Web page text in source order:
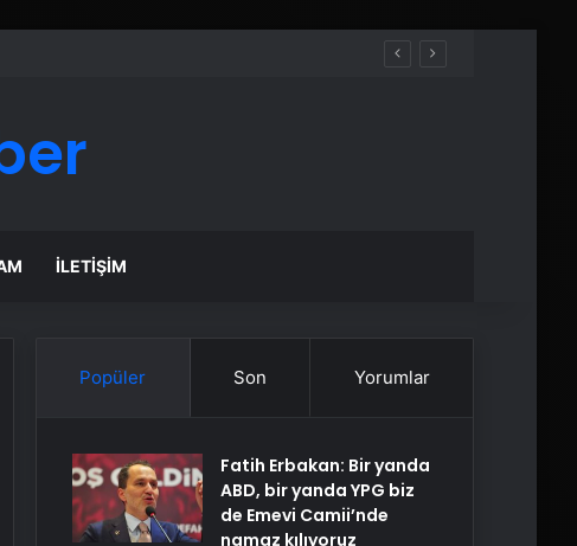
İLETIŞIM
Popüler Son Yorumlar
Fatih Erbakan: Bir yanda
ABD, bir yanda YPG biz
de Emevi Camii’nde
namaz kılıyoruz